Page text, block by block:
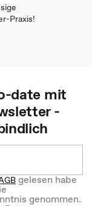
Praxis!
date mit
-
gelesen habe
genommen.